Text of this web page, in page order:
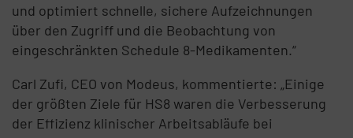
und optimiert schnelle, sichere Aufzeichnungen
über den Zugriff und die Beobachtung von
eingeschränkten Schedule 8-Medikamenten.“
Carl Zufi, CEO von Modeus, kommentierte: „Einige
der größten Ziele für HS8 waren die Verbesserung
der Effizienz klinischer Arbeitsabläufe bei